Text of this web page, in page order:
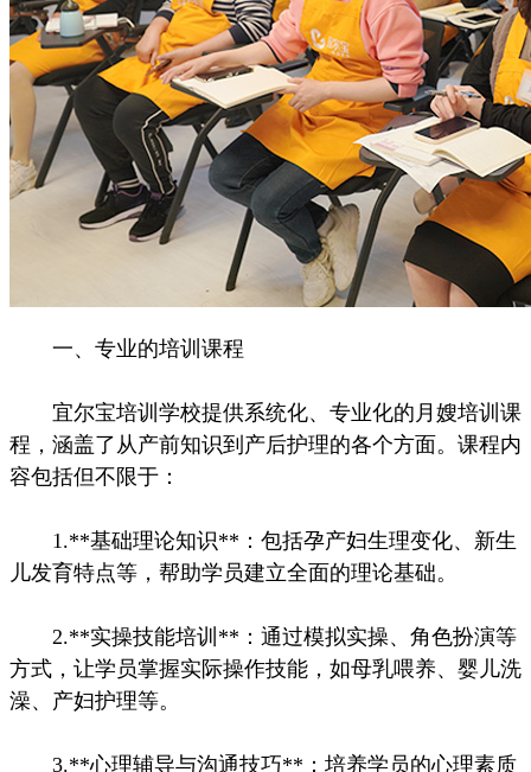
一、专业的培训课程
宜尔宝培训学校提供系统化、专业化的月嫂培训课
程，涵盖了从产前知识到产后护理的各个方面。课程内
容包括但不限于：
1.**基础理论知识**：包括孕产妇生理变化、新生
儿发育特点等，帮助学员建立全面的理论基础。
2.**实操技能培训**：通过模拟实操、角色扮演等
方式，让学员掌握实际操作技能，如母乳喂养、婴儿洗
澡、产妇护理等。
3.**心理辅导与沟通技巧**：培养学员的心理素质